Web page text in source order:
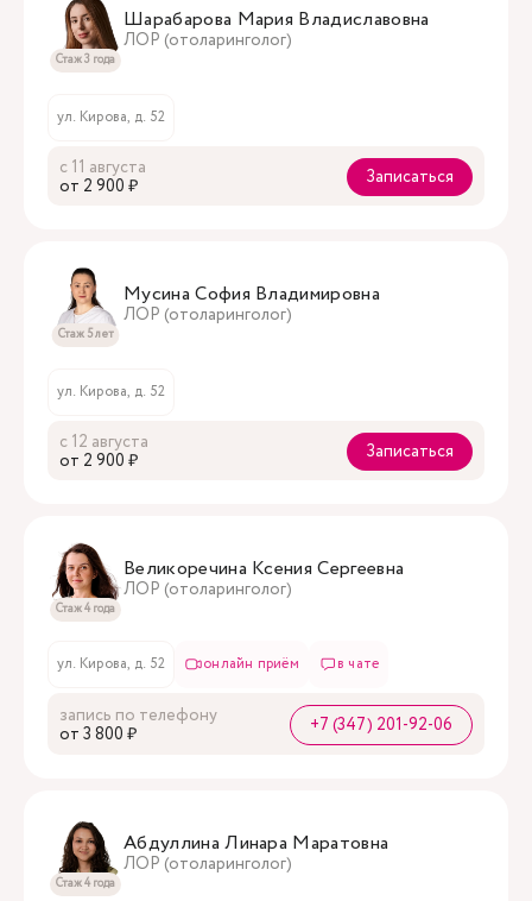
Стаж 3 года
Шарабарова Мария Владиславовна
ЛОР (отоларинголог)
ул. Кирова, д. 52
с 11 августа
oт 2 900 ₽
Записаться
Стаж 5 лет
Мусина София Владимировна
ЛОР (отоларинголог)
ул. Кирова, д. 52
с 12 августа
oт 2 900 ₽
Записаться
Стаж 4 года
Великоречина Ксения Сергеевна
ЛОР (отоларинголог)
ул. Кирова, д. 52 онлайн приём в чате
запись по телефону
oт 3 800 ₽
+7 (347) 201-92-06
Стаж 4 года
Абдуллина Линара Маратовна
ЛОР (отоларинголог)